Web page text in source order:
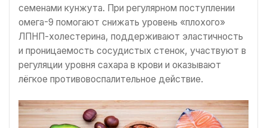
семенами кунжута. При регулярном поступлении
омега-9 помогают снижать уровень «плохого»
ЛПНП-холестерина, поддерживают эластичность
и проницаемость сосудистых стенок, участвуют в
регуляции уровня сахара в крови и оказывают
лёгкое противовоспалительное действие.